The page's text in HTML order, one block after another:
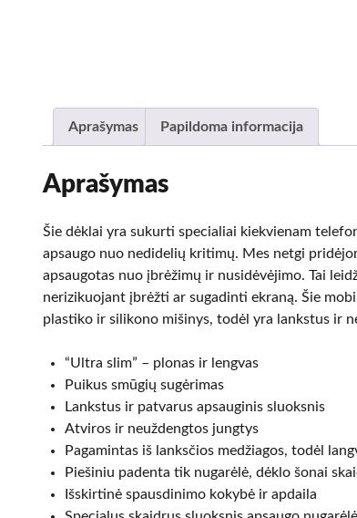
Aprašymas Papildoma informacija
Aprašymas
Šie dėklai yra sukurti specialiai kiekvienam
apsaugo nuo nedidelių kritimų. Mes netgi
apsaugotas nuo įbrėžimų ir nusidėvėjimo. Tai
nerizikuojant įbrėžti ar sugadinti ekraną. Šie
plastiko ir silikono mišinys, todėl yra lankstus ir
“Ultra slim” – plonas ir lengvas
Puikus smūgių sugėrimas
Lankstus ir patvarus apsauginis sluoksnis
Atviros ir neuždengtos jungtys
Pagamintas iš lanksčios medžiagos, todėl
Piešiniu padenta tik nugarėlė, dėklo šonai
Išskirtinė spausdinimo kokybė ir apdaila